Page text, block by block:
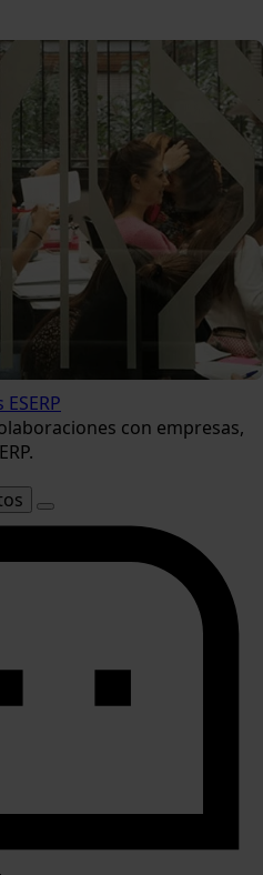
con empresas,